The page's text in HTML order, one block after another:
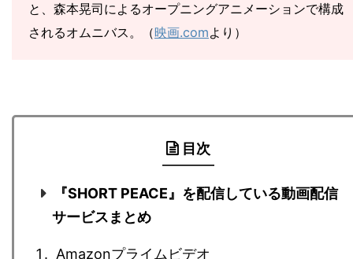
と、森本晃司によるオープニングアニメーションで構成
されるオムニバス。（映画.comより）
目次
『SHORT PEACE』を配信している動画配信
サービスまとめ
Amazonプライムビデオ